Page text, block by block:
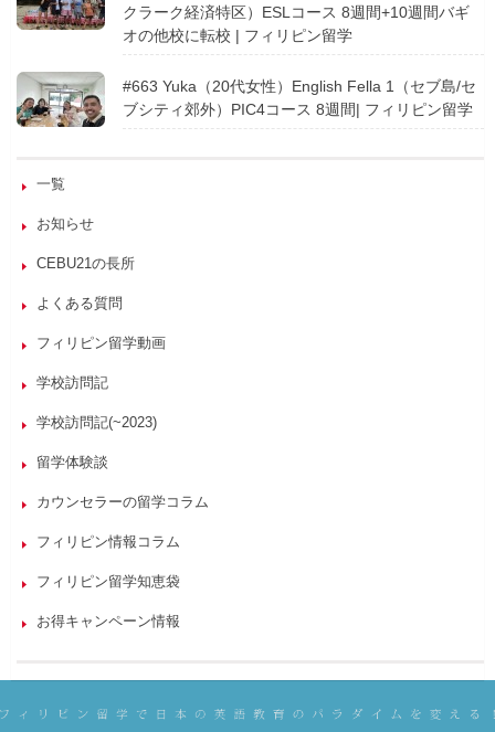
クラーク経済特区）ESLコース 8週間+10週間バギ
オの他校に転校 | フィリピン留学
#663 Yuka（20代女性）English Fella 1（セブ島/セ
ブシティ郊外）PIC4コース 8週間| フィリピン留学
一覧
お知らせ
CEBU21の長所
よくある質問
フィリピン留学動画
学校訪問記
学校訪問記(~2023)
留学体験談
カウンセラーの留学コラム
フィリピン情報コラム
フィリピン留学知恵袋
お得キャンペーン情報